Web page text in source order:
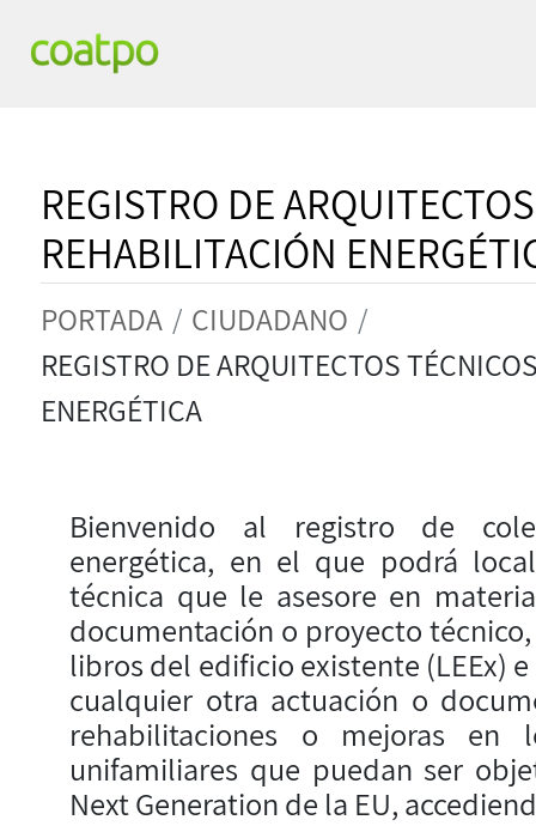
REGISTRO DE
REHABILITACIÓN
PORTADA
CIUDADANO
REGISTRO DE ARQUITECTOS
ENERGÉTICA
Bienvenido al registro de
energética, en el que podrá
técnica que le asesore en
documentación o proyecto
libros del edificio existente (LEEx)
cualquier otra actuación o
rehabilitaciones o mejoras en
unifamiliares que puedan ser
Next Generation de la EU,